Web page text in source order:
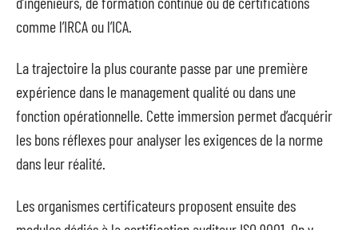
comme l’IRCA ou l’ICA.
La trajectoire la plus courante passe par une première
expérience dans le management qualité ou dans une
fonction opérationnelle. Cette immersion permet d’acquérir
les bons réflexes pour analyser les exigences de la norme
dans leur réalité.
Les organismes certificateurs proposent ensuite des